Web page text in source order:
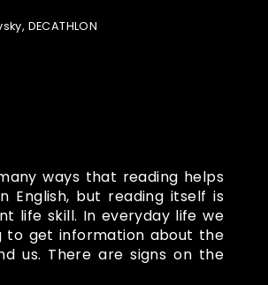
DECATHLON
ways that reading helps
English, but reading itself is
life skill. In everyday life we
to get information about the
us. There are signs on the